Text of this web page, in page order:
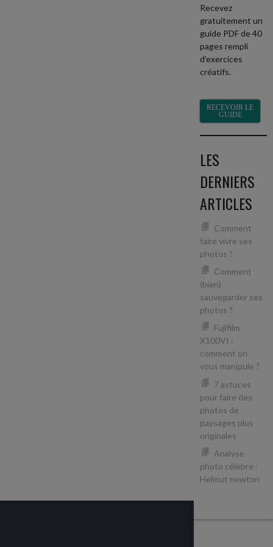
Recevez
gratuitement un
guide PDF de 40
pages rempli
d’exercices
créatifs.
RECEVOIR LE
GUIDE
LES
DERNIERS
ARTICLES
Comment
faire vivre ses
photos ?
Comment
(bien)
sauvegarder ses
photos ?
Fujifilm
X100VI :
comment on
vous manipule ?
7 astuces
pour faire des
photos de
paysages plus
originales
Analyse
photo célèbre :
Helmut newton